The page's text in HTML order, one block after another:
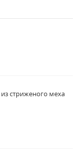
из стриженого меха